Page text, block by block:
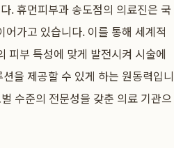
. 휴먼피부과 송도점의 의료진은 국
가고 있습니다. 이를 통해 세계적
피부 특성에 맞게 발전시켜 시술에
을 제공할 수 있게 하는 원동력입니
수준의 전문성을 갖춘 의료 기관으